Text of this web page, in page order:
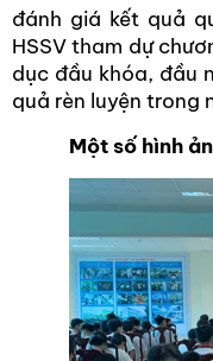
đánh giá kết quả
HSSV tham dự
dục đầu khóa, đầu
quả rèn luyện trong
Một số hình